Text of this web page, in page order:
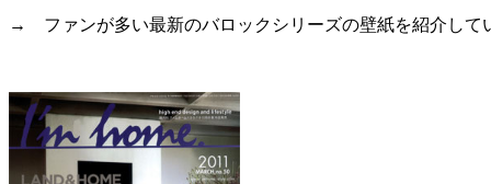
→ ファンが多い最新のバロックシリーズの壁紙を紹介して